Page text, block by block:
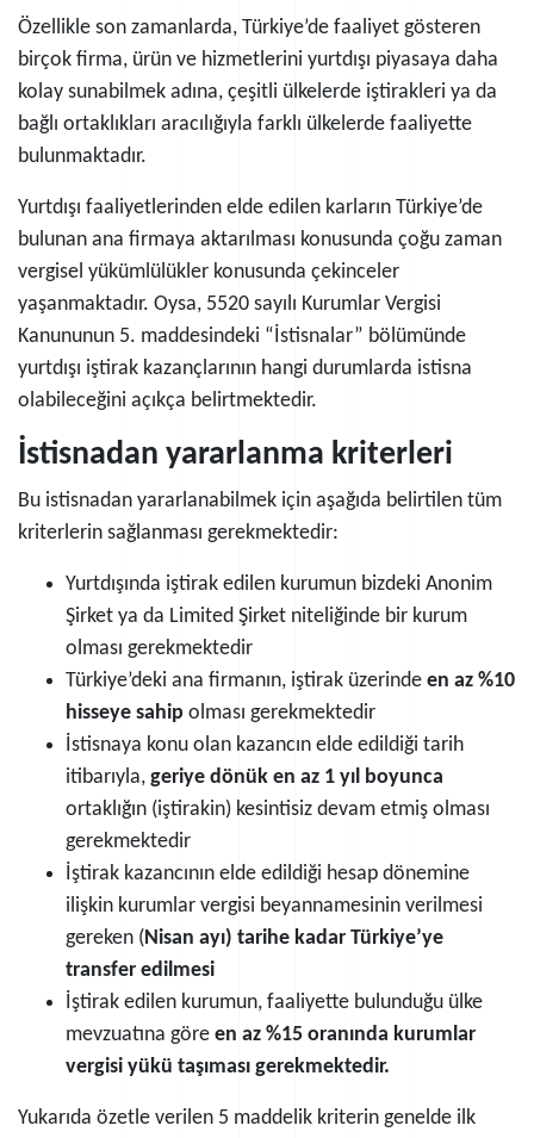
Özellikle son zamanlarda, Türkiye’de faaliyet gösteren
birçok firma, ürün ve hizmetlerini yurtdışı piyasaya daha
kolay sunabilmek adına, çeşitli ülkelerde iştirakleri ya da
bağlı ortaklıkları aracılığıyla farklı ülkelerde faaliyette
bulunmaktadır.
Yurtdışı faaliyetlerinden elde edilen karların Türkiye’de
bulunan ana firmaya aktarılması konusunda çoğu zaman
vergisel yükümlülükler konusunda çekinceler
yaşanmaktadır. Oysa, 5520 sayılı Kurumlar Vergisi
Kanununun 5. maddesindeki “İstisnalar” bölümünde
yurtdışı iştirak kazançlarının hangi durumlarda istisna
olabileceğini açıkça belirtmektedir.
İstisnadan yararlanma kriterleri
Bu istisnadan yararlanabilmek için aşağıda belirtilen tüm
kriterlerin sağlanması gerekmektedir:
Yurtdışında iştirak edilen kurumun bizdeki Anonim
Şirket ya da Limited Şirket niteliğinde bir kurum
olması gerekmektedir
Türkiye’deki ana firmanın, iştirak üzerinde en az %10
hisseye sahip olması gerekmektedir
İstisnaya konu olan kazancın elde edildiği tarih
itibarıyla, geriye dönük en az 1 yıl boyunca
ortaklığın (iştirakin) kesintisiz devam etmiş olması
gerekmektedir
İştirak kazancının elde edildiği hesap dönemine
ilişkin kurumlar vergisi beyannamesinin verilmesi
gereken (Nisan ayı) tarihe kadar Türkiye’ye
transfer edilmesi
İştirak edilen kurumun, faaliyette bulunduğu ülke
mevzuatına göre en az %15 oranında kurumlar
vergisi yükü taşıması gerekmektedir.
Yukarıda özetle verilen 5 maddelik kriterin genelde ilk